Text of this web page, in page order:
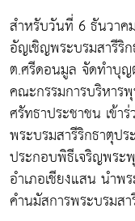
สำหรับวันที่ 6 ธันวาค
อัญเชิญพระบรมสารีริ
ต.ศรีดอนมูล จัดทำบุญ
คณะกรรมการบริหาร
ศรัทธาประชาชน เข้
พระบรมสารีริกธาตุป
ประกอบพิธีเจริญพร
อำเภอเชียงแสน นำ
คำนมัสการพระบรมสา